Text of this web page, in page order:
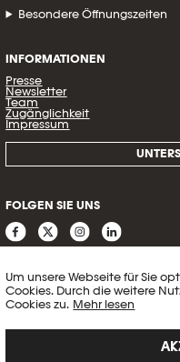
Um unsere Webseite für Sie
Cookies. Durch die weitere
Cookies zu. Mehr lesen
Besondere Öffnungszeiten
INFORMATIONEN
Presse
Newsletter
Team
Zugänglichkeit
Impressum
FOLGEN SIE UNS